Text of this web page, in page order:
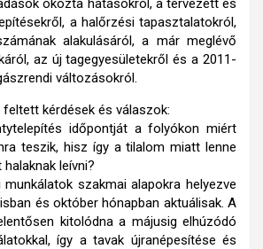
okozta hatásokról, a tervezett és
a halőrzési tapasztalatokról,
alakulásáról, a már meglévő
az új tagegyesületekről és a 2011-
változásokról.
kérdések és válaszok:
időpontját a folyókon miért
teszik, hisz így a tilalom miatt lenne
leívni?
szakmai alapokra helyezve
és október hónapban aktuálisak. A
kitolódna a májusig elhúzódó
így a tavak újranépesítése és